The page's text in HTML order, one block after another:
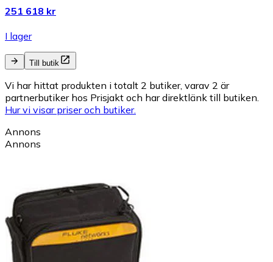
251 618 kr
I lager
Till butik
Vi har hittat produkten i totalt 2 butiker, varav 2 är
partnerbutiker hos Prisjakt och har direktlänk till butiken.
Hur vi visar priser och butiker.
Annons
Annons